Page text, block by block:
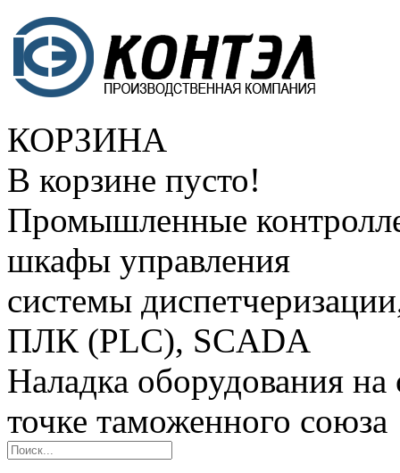
КОРЗИНА
В корзине пусто!
Промышленные
шкафы управления
системы
ПЛК (PLC), SCADA
Наладка оборудования на
точке таможенного союза